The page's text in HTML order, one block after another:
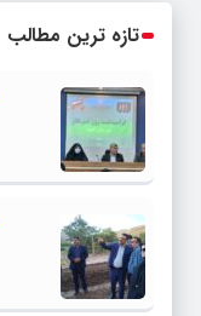
تازه ترین مطالب